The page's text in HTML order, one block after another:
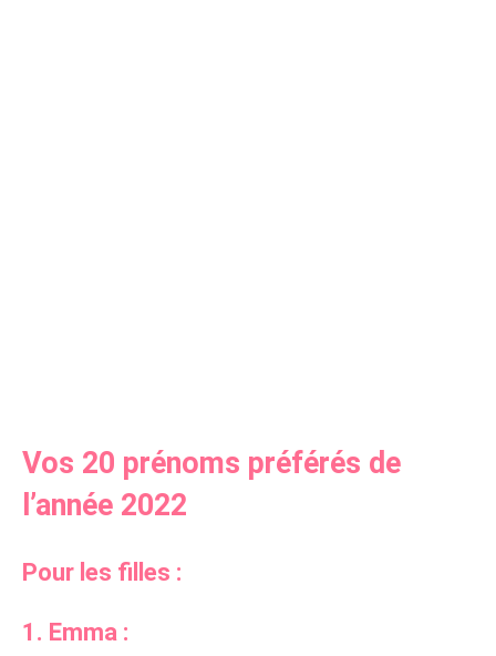
Vos 20 prénoms préférés de
l’année 2022
Pour les filles :
1. Emma :